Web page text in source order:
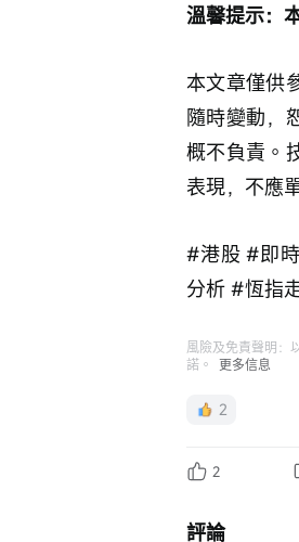
溫馨提示：
本文章僅供
隨時變動，
概不負責。
表現，不應
#港股 #即
分析 #恆指
風險及免責聲明：
諾。
更多信息
2
2
評論